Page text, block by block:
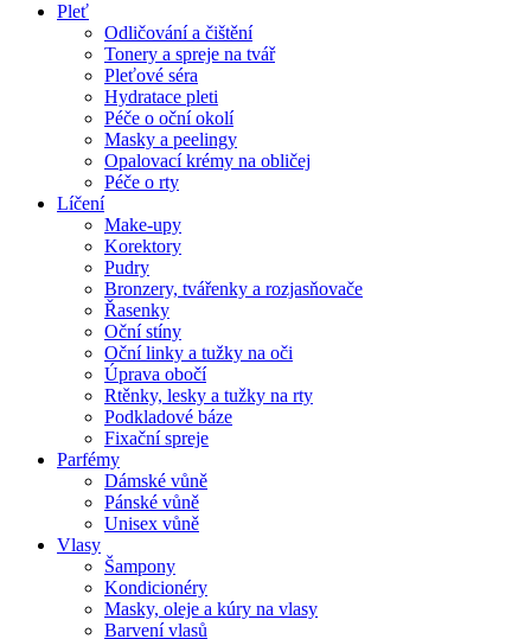
Pleť
Odličování a čištění
Tonery a spreje na tvář
Pleťové séra
Hydratace pleti
Péče o oční okolí
Masky a peelingy
Opalovací krémy na obličej
Péče o rty
Líčení
Make-upy
Korektory
Pudry
Bronzery, tvářenky a rozjasňovače
Řasenky
Oční stíny
Oční linky a tužky na oči
Úprava obočí
Rtěnky, lesky a tužky na rty
Podkladové báze
Fixační spreje
Parfémy
Dámské vůně
Pánské vůně
Unisex vůně
Vlasy
Šampony
Kondicionéry
Masky, oleje a kúry na vlasy
Barvení vlasů